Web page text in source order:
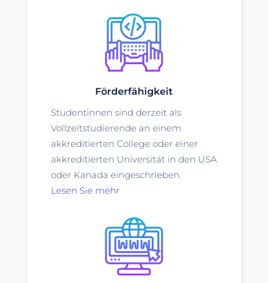
Förderfähigkeit
Studentinnen sind derzeit als
Vollzeitstudierende an einem
akkreditierten College oder einer
akkreditierten Universität in den USA
oder Kanada eingeschrieben.
Lesen Sie mehr